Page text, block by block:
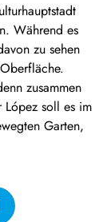
Während es
zu sehen
zusammen
López soll es im
Garten,